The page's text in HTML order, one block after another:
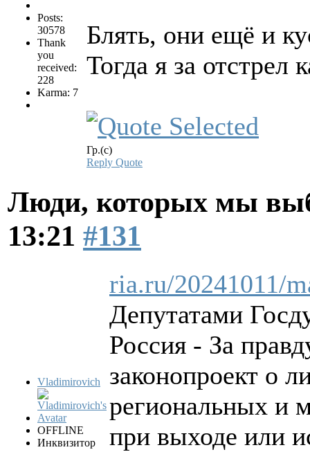
Posts:
30578
Thank
you
received:
228
Karma: 7
Блять, они ещё и
Тогда я за
Гр.(с)
Reply Quote
Люди, которых мы
13:21 #131
Vladimirovich
OFFLINE
Инквизитор
ria.ru/20241011/
Депутатами
Россия - За
законопроект о
региональных и
при выходе или